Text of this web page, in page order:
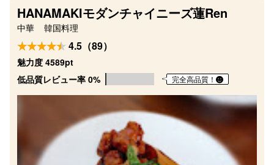
HANAMAKIモダンチャイニーズ蓮Ren
中華 韓国料理
4.5（89）
魅力度 4589pt
低品質レビュー率 0%
完全高品質！